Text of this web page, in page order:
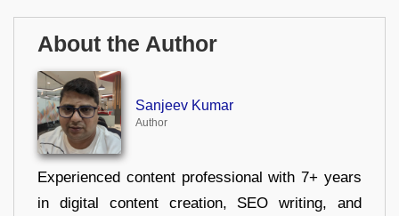
About the Author
Sanjeev Kumar
Author
Experienced content professional with 7+ years
in digital content creation, SEO writing, and